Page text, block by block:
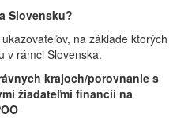
Slovensku?
na základe ktorých
v rámci Slovenska.
krajoch/porovnanie s
žiadateľmi financií na